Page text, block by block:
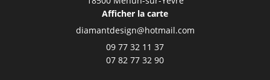
Afficher la carte
09 77 32 11 37
07 82 77 32 90